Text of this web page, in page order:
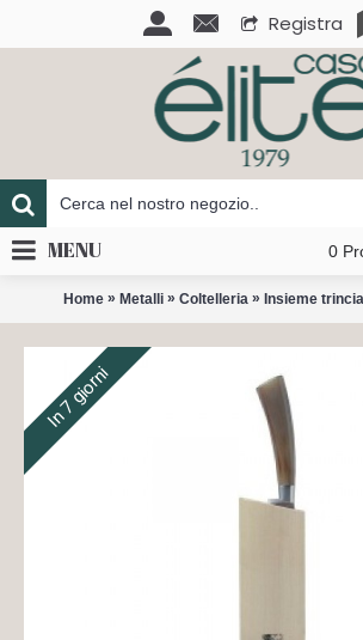
Registra
0
MENU
Home » Metalli » Coltelleria » Insieme
In 7 giorni